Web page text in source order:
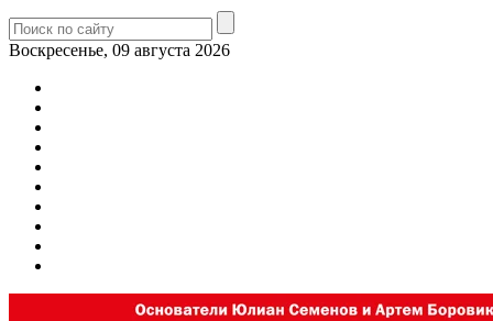
Воскресенье, 09 августа 2026